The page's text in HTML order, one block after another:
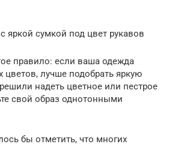
яркой сумкой под цвет рукавов
правило: если ваша одежда
лучше подобрать яркую
надеть цветное или пестрое
свой образ однотонными
бы отметить, что многих